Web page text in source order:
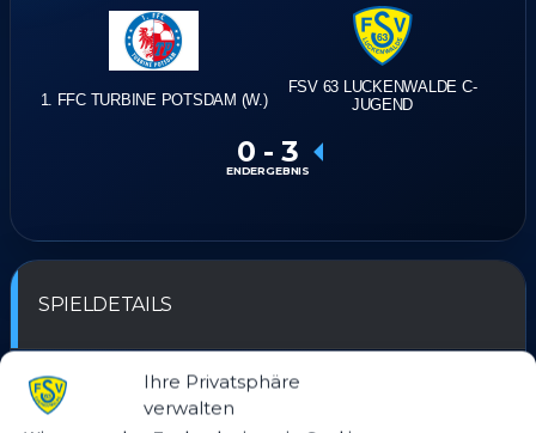
Ihre Privatsphäre
verwalten
1. FFC TURBINE POTSDAM (W.)
FSV 63 LUCKENWALDE C-
JUGEND
0 - 3
ENDERGEBNIS
SPIELDETAILS
1. Oktober 2022 Landesliga C-Jugend